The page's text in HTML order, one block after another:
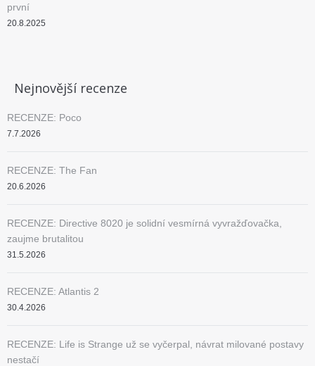
první
20.8.2025
Nejnovější recenze
RECENZE: Poco
7.7.2026
RECENZE: The Fan
20.6.2026
RECENZE: Directive 8020 je solidní vesmírná vyvražďovačka,
zaujme brutalitou
31.5.2026
RECENZE: Atlantis 2
30.4.2026
RECENZE: Life is Strange už se vyčerpal, návrat milované postavy
nestačí